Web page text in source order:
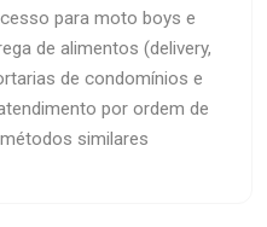
para moto boys e
de alimentos (delivery,
de condomínios e
por ordem de
similares